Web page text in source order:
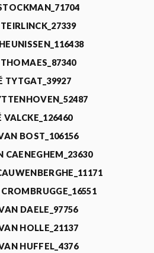
TYTGAT_39927
VALCKE_126460
BOST_106156
CAENEGHEM_23630
DAELE_97756
HOLLE_21137
HUFFEL_4376